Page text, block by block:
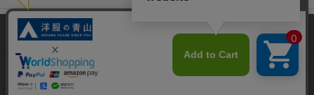
オーダースーツなら SHITATE
当サイトでは、快適な閲覧体験とコンテンツ改善のためにCookieを使用
しています。閲覧を続けることで、Cookieの使用に同意したものとみな
します。詳細については